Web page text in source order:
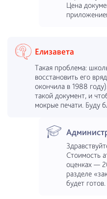
Цена
Елизавета
Такая проблема:
восстановить его
окончила в 1988
такой документ, и
мокрые печати. Буду
Стоимость
оценках —
разделе
будет готов.